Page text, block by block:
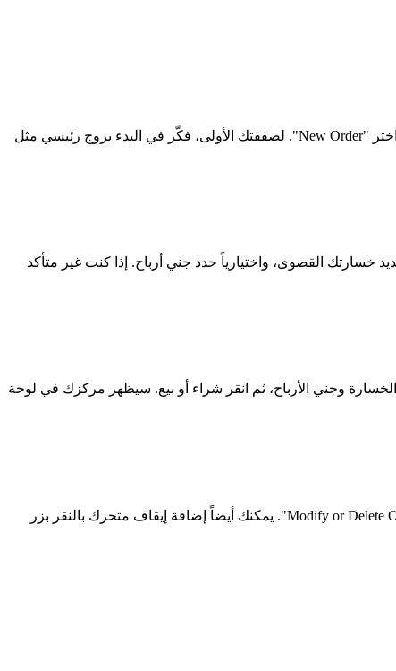
في لوحة مراقبة السوق، اعثر على زوج العملات أو عقد الفروقات الذي تريد تداوله. انقر مزدوجاً لفتح نافذة الأمر أو انقر بزر الماوس الأيمن واختر "New Order". لصفقتك الأولى، فكّر في البدء بزوج رئيسي مثل
القصوى، واختيارياً حدد جني أرباح. إذا كنت غير متأكد
وجني الأرباح، ثم انقر شراء أو بيع. سيظهر مركزك في لوحة
راقب صفقتك في لوحة الطرفية. يمكنك تعديل وقف الخسارة أو جني الأرباح في أي وقت بالنقر بزر الماوس الأيمن على المركز واختيار "Modify or Delete Order". يمكنك أيضاً إضافة إيقاف متحرك بالنقر بزر